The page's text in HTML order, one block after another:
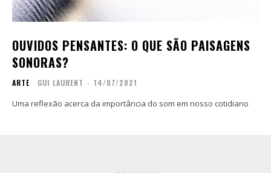
Zine
Autores
Sobre
Contato
Zine
Autores
Sobre
Contato
OUVIDOS PENSANTES: O QUE SÃO PAISAGENS
SONORAS?
ARTE GUI LAURENT - 14/07/2021
Uma reflexão acerca da importância do som em nosso cotidiano